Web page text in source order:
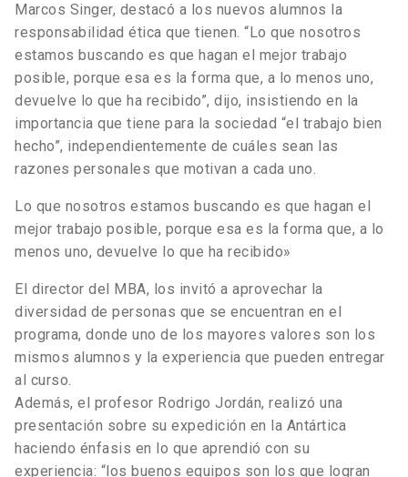
Marcos Singer, destacó a los nuevos alumnos la
responsabilidad ética que tienen. “Lo que nosotros
estamos buscando es que hagan el mejor trabajo
posible, porque esa es la forma que, a lo menos uno,
devuelve lo que ha recibido”, dijo, insistiendo en la
importancia que tiene para la sociedad “el trabajo bien
hecho”, independientemente de cuáles sean las
razones personales que motivan a cada uno.
Lo que nosotros estamos buscando es que hagan el
mejor trabajo posible, porque esa es la forma que, a lo
menos uno, devuelve lo que ha recibido»
El director del MBA, los invitó a aprovechar la
diversidad de personas que se encuentran en el
programa, donde uno de los mayores valores son los
mismos alumnos y la experiencia que pueden entregar
al curso.
Además, el profesor Rodrigo Jordán, realizó una
presentación sobre su expedición en la Antártica
haciendo énfasis en lo que aprendió con su
experiencia: “los buenos equipos son los que logran